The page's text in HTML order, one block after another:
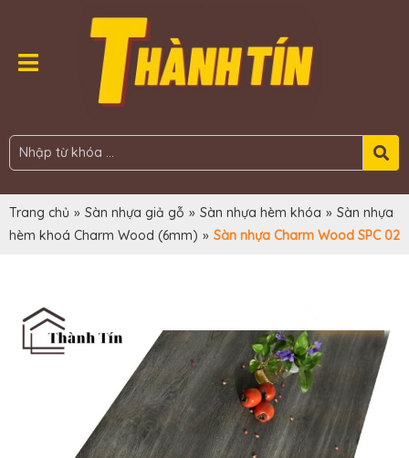
Trang chủ » Sàn nhựa giả gỗ » Sàn nhựa hèm khóa » Sàn nhựa
hèm khoá Charm Wood (6mm) » Sàn nhựa Charm Wood SPC 02